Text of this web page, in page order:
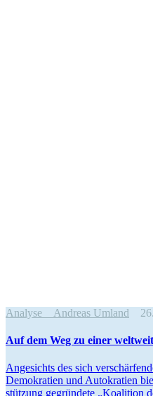
Analyse Andreas Umland 26.
Auf dem Weg zu einer
Angesichts des sich
Demokratien und Autokratien
stützung gegründete „Koalition